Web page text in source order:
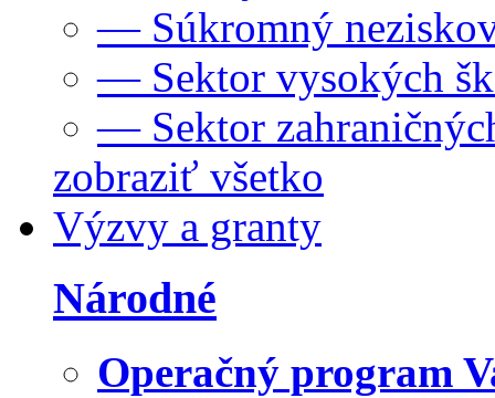
— Súkromný
— Sektor vysokých
— Sektor
zobraziť všetko
Výzvy a granty
Národné
Operačný program